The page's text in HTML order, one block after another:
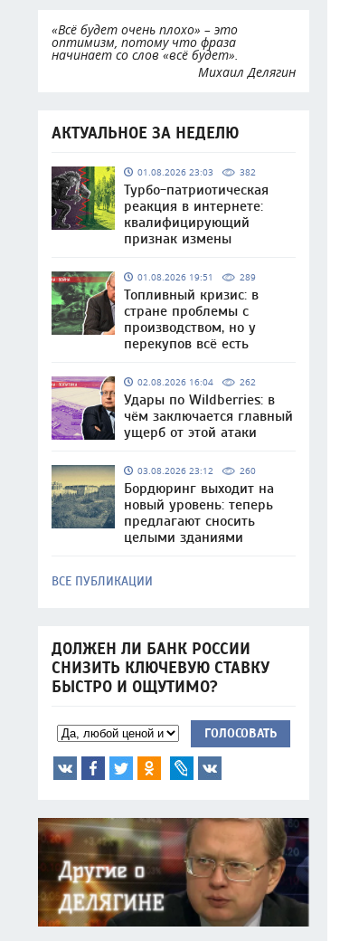
«Всё будет очень плохо» – это
оптимизм, потому что фраза
начинает со слов «всё будет».
Михаил Делягин
АКТУАЛЬНОЕ ЗА НЕДЕЛЮ
01.08.2026 23:03 382
Турбо-патриотическая
реакция в интернете:
квалифицирующий
признак измены
01.08.2026 19:51 289
Топливный кризис: в
стране проблемы с
производством, но у
перекупов всё есть
02.08.2026 16:04 262
Удары по Wildberries: в
чём заключается главный
ущерб от этой атаки
03.08.2026 23:12 260
Бордюринг выходит на
новый уровень: теперь
предлагают сносить
целыми зданиями
ВСЕ ПУБЛИКАЦИИ
ДОЛЖЕН ЛИ БАНК РОССИИ
СНИЗИТЬ КЛЮЧЕВУЮ СТАВКУ
БЫСТРО И ОЩУТИМО?
ГОЛОСОВАТЬ